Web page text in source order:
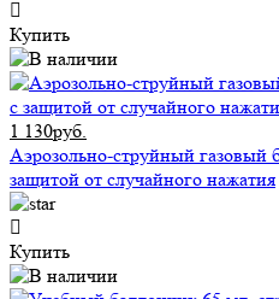
Купить
1 130руб.
Аэрозольно-струйный газовый
защитой от случайного нажатия
Купить